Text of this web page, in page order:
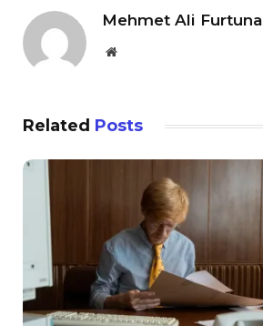
Mehmet Ali Furtuna
Website
Related Posts